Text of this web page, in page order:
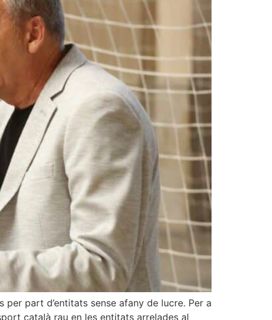
part d’entitats sense afany de lucre. Per a
català rau en les entitats arrelades al